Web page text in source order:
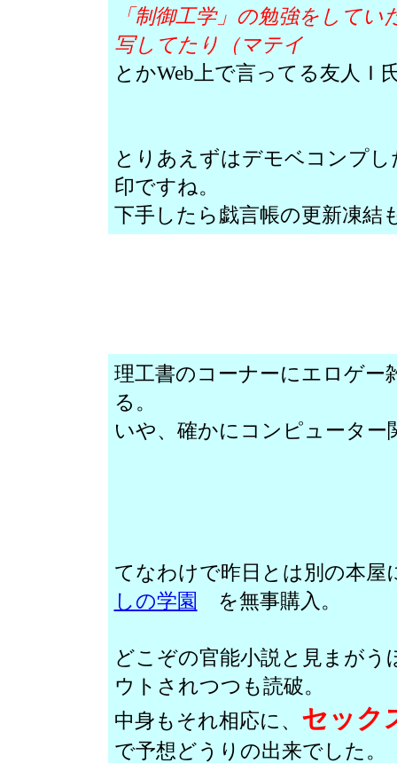
「制御工学」の勉強をして
写してたり（マテイ
とかWeb上で言ってる友人Ｉ
とりあえずはデモベコンプ
印ですね。
下手したら戯言帳の更新凍結
理工書のコーナーにエロゲー
る。
いや、確かにコンピューター
てなわけで昨日とは別の本屋
しの学園 を無事購入。
どこぞの官能小説と見まがう
ウトされつつも読破。
中身もそれ相応に、 セック
で予想どうりの出来でした。